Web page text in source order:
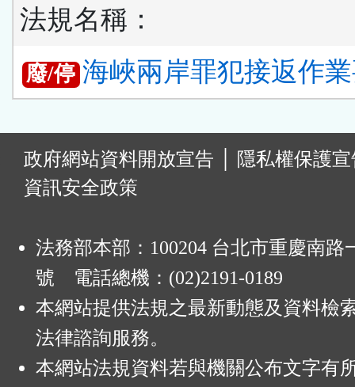
法規名稱：
廢/停 海峽兩岸罪犯接返作
政府網站資料開放宣告
隱私權保護
資訊安全政策
法務部本部：100204 台北市重慶南路
號 電話總機：(02)2191-0189
本網站提供法規之最新動態及資料檢
法律諮詢服務。
本網站法規資料若與機關公布文字有